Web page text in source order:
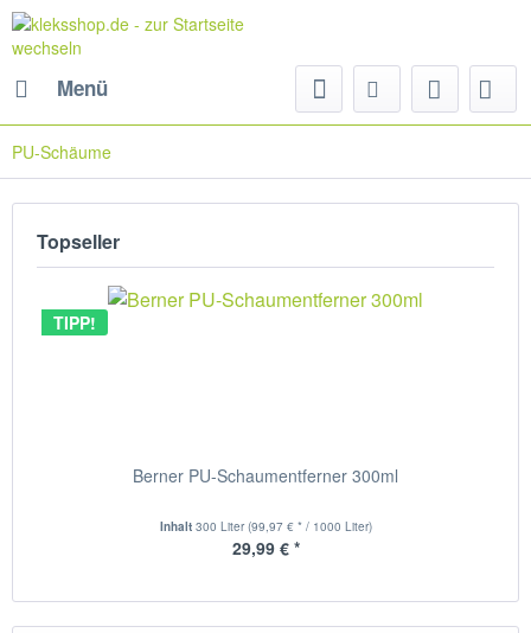
Menü
PU-Schäume
Topseller
TIPP!
Berner PU-Schaumentferner 300ml
Inhalt 300 Liter(99,97 € * / 1000 Liter)
29,99 € *